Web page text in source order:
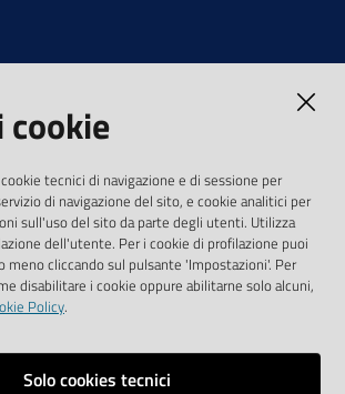
LinkedinFacebookInstagram
cookie
tecnici di navigazione e di sessione per
di navigazione del sito, e cookie analitici per
sull'uso del sito da parte degli utenti. Utilizza
dell'utente. Per i cookie di profilazione puoi
meno cliccando sul pulsante 'Impostazioni'. Per
disabilitare i cookie oppure abilitarne solo alcuni,
Policy.
Solo cookies tecnici